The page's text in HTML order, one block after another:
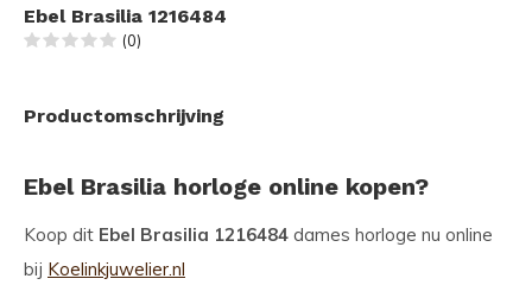
Ebel Brasilia 1216484
(0)
Productomschrijving
Ebel Brasilia horloge online kopen?
Koop dit Ebel Brasilia 1216484 dames horloge nu online
bij Koelinkjuwelier.nl